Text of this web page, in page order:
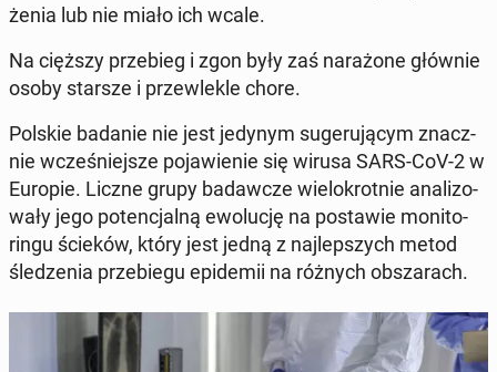
że­nia lub nie miało ich wcale.
Na cięższy prze­bieg i zgon były zaś na­ra­żo­ne głównie
osoby starsze i prze­wle­kle chore.
Polskie badanie nie jest jedynym su­ge­ru­ją­cym znacz­
nie wcze­śniej­sze po­ja­wie­nie się wirusa SARS-CoV-2 w
Europie. Liczne grupy ba­daw­cze wie­lo­krot­nie ana­li­zo­
wa­ły jego po­ten­cjal­ną ewo­lu­cję na po­sta­wie mo­ni­to­
rin­gu ścieków, który jest jedną z naj­lep­szych metod
śle­dze­nia prze­bie­gu epi­de­mii na różnych ob­sza­rach.